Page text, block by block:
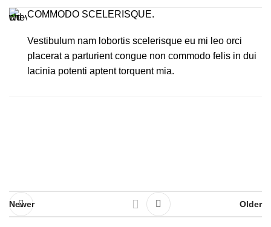
COMMODO SCELERISQUE.
Vestibulum nam lobortis scelerisque eu mi leo orci
placerat a parturient congue non commodo felis in dui
lacinia potenti aptent torquent mia.
Newer Older